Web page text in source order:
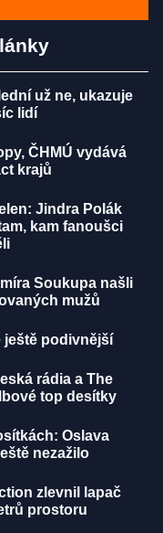
už ne, ukazuje
lidí
ČHMÚ vydává
krajů
Jindra Polák
kam fanoušci
Soukupa našli
mužů
ještě podivnější
rádia a The
top desítky
Oslava
nezažilo
zlevnil lapač
prostoru